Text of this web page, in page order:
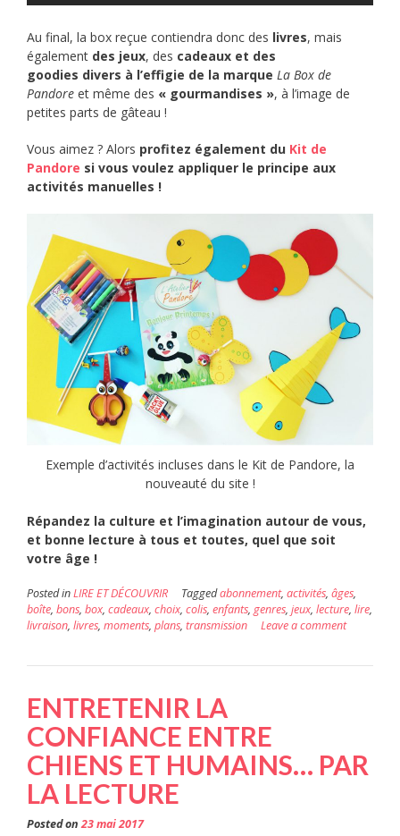
Au final, la box reçue contiendra donc des livres, mais
également des jeux, des cadeaux et des
goodies divers à l’effigie de la marque La Box de
Pandore et même des « gourmandises », à l’image de
petites parts de gâteau !
Vous aimez ? Alors profitez également du Kit de
Pandore si vous voulez appliquer le principe aux
activités manuelles !
Exemple d’activités incluses dans le Kit de Pandore, la
nouveauté du site !
Répandez la culture et l’imagination autour de vous,
et bonne lecture à tous et toutes, quel que soit
votre âge !
Posted inLIRE ET DÉCOUVRIR Taggedabonnement, activités, âges,
boîte, bons, box, cadeaux, choix, colis, enfants, genres, jeux, lecture, lire,
livraison, livres, moments, plans, transmission Leave a comment
ENTRETENIR LA
CONFIANCE ENTRE
CHIENS ET HUMAINS… PAR
LA LECTURE
Posted on23 mai 2017